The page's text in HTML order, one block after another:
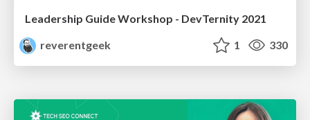
Leadership Guide Workshop - DevTernity 2021
reverentgeek
1 330